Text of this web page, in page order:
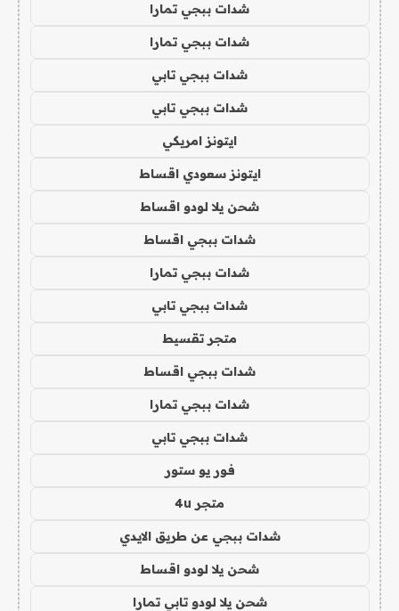
شدات ببجي تمارا
شدات ببجي تمارا
شدات ببجي تابي
شدات ببجي تابي
ايتونز امريكي
ايتونز سعودي اقساط
شحن يلا لودو اقساط
شدات ببجي اقساط
شدات ببجي تمارا
شدات ببجي تابي
متجر تقسيط
شدات ببجي اقساط
شدات ببجي تمارا
شدات ببجي تابي
فور يو ستور
متجر 4u
شدات ببجي عن طريق الايدي
شحن يلا لودو اقساط
شحن يلا لودو تابي تمارا